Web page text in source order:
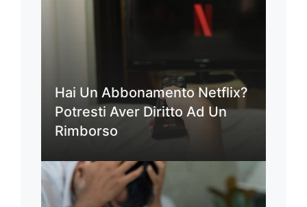
Hai Un Abbonamento Netflix?
Potresti Aver Diritto Ad Un
Rimborso